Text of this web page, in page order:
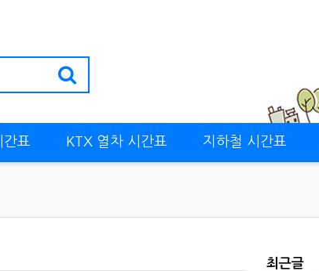
간표 KTX 열차 시간표 지하철 시간표
최근글